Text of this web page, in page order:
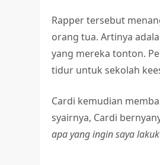
Rapper tersebut
orang tua. Artinya
yang mereka tonton.
tidur untuk sekolah
Cardi kemudian
syairnya, Cardi
apa yang ingin saya